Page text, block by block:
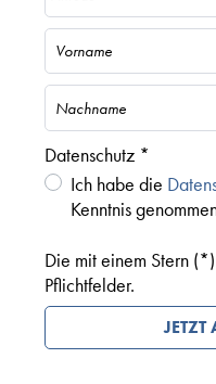
Datenschutz *
Ich habe die
Kenntnis
Die mit einem Stern
Pflichtfelder.